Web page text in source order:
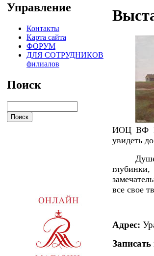
Управление
Контакты
Карта сайта
ФОРУМ
ДЛЯ СОТРУДНИКОВ
филиалов
Поиск
ИОЦ ВФ
увидеть
все свое
Адрес: